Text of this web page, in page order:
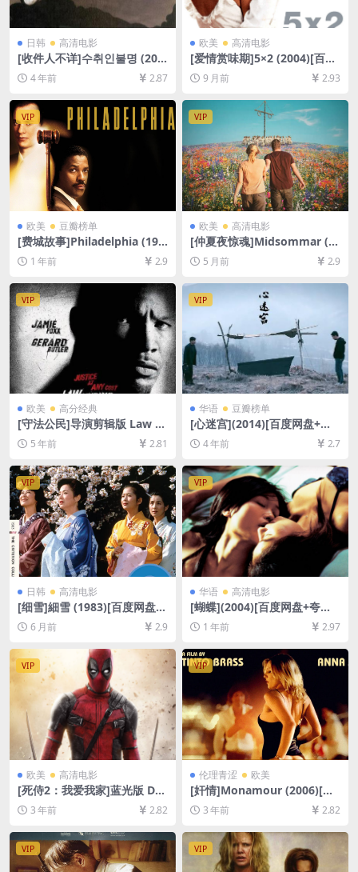
日韩 高清电影
[收件人不详]수취인불명 (200
1)[百度网盘+迅雷云盘+夸克网
盘资源1080P超清未删减][MP
4/7.4GB][韩语中字]
4 年前 2.87
欧美 高清电影
[爱情赏味期]5×2 (2004)[百度
网盘+夸克网盘1080P超清未
删减资源][网盘在线播放/下
载][MP4/4.9GB][中文字幕]
9 月前 2.93
VIP
欧美 豆瓣榜单
[费城故事]Philadelphia (199
3)[百度网盘+夸克网盘1080P
超清未删减资源][网盘在线播
幕]
1 年前 2.9
VIP
欧美 高清电影
[仲夏夜惊魂]Midsommar (2
019)[百度网盘+夸克网盘1080
P超清未删减资源][网盘在线播
幕]
5 月前 2.9
VIP
欧美 高分经典
[守法公民]导演剪辑版 Law A
biding Citizen (2009)[百度网
盘+迅雷云盘资源1080P超清
未删减][MP4/7.5GB][中英字
幕]
5 年前 2.81
VIP
华语 豆瓣榜单
[心迷宫](2014)[百度网盘+迅
雷云盘资源1080P超清未删减]
[MP4/6GB][中文字幕]
4 年前 2.7
VIP
日韩 高清电影
[细雪]細雪 (1983)[百度网盘
+夸克网盘1080P超清未删减
资源][网盘在线播放/下载][MP
4/8.9GB][中文字幕]
6 月前 2.9
VIP
华语 高清电影
[蝴蝶](2004)[百度网盘+夸克
网盘1080P超清未删减资源]
[网盘在线播放/下载][MP4/8.
6GB][粤语中字]
1 年前 2.97
VIP
欧美 高清电影
[死侍2：我爱我家]蓝光版 Dea
dpool 2 (2018)[百度网盘+迅
雷云盘资源1080P超清未删减]
3 年前 2.82
VIP
伦理青涩 欧美
[奸情]Monamour (2006)[百
度网盘+迅雷云盘资源1080P
超清未删减][MP4/5GB][原声
放，请使用电脑下载防和谐压
缩包（含解压密码）】
3 年前 2.82
VIP VIP